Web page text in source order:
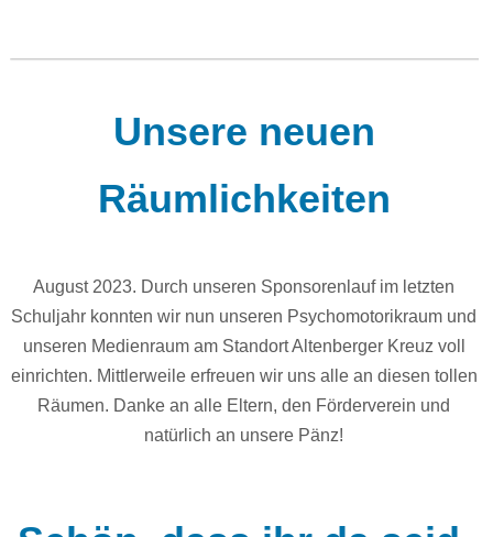
Unsere neuen
Räumlichkeiten
August 2023. Durch unseren Sponsorenlauf im letzten
Schuljahr konnten wir nun unseren Psychomotorikraum und
unseren Medienraum am Standort Altenberger Kreuz voll
einrichten. Mittlerweile erfreuen wir uns alle an diesen tollen
Räumen. Danke an alle Eltern, den Förderverein und
natürlich an unsere Pänz!